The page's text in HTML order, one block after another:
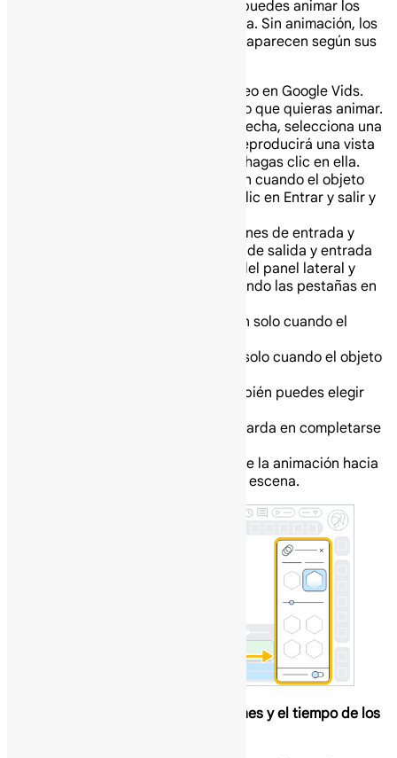
Para añadir interés visual o énfasis, puedes animar los
objetos al entrar y salir de una escena. Sin animación, los
objetos simplemente aparecen y desaparecen según sus
En tu computadora abre un video en Google Vids.
En el lienzo, haz clic en el objeto que quieras animar.
En el panel Animación de la derecha, selecciona una
animación, como Fundido. Se reproducirá una vista
previa de la animación cuando hagas clic en ella.
Para aplicar la misma animación cuando el objeto
entra y sale de la escena, haz clic en Entrar y salir y
Para elegir diferentes animaciones de entrada y
salida, haz clic en Animaciones de salida y entrada
separadas en la parte inferior del panel lateral y
luego elige las animaciones usando las pestañas en
Entrar: aplica la animación solo cuando el
Salir: aplica la animación solo cuando el objeto
Para algunas animaciones, también puedes elegir
Duración: cuánto tiempo tarda en completarse
Dirección: la trayectoria de la animación hacia
dentro o hacia fuera de la escena.
Personaliza el volumen, las transiciones y el tiempo de los